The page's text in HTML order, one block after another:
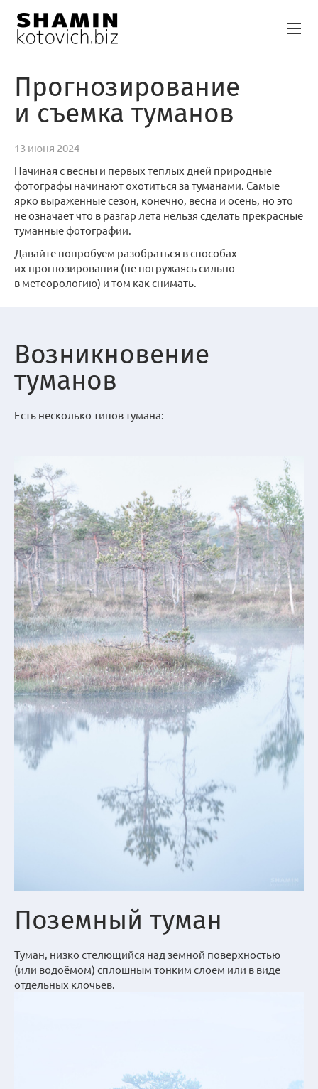
Прогнозирование
и съемка туманов
13 июня 2024
Начиная с весны и первых теплых дней природные
фотографы начинают охотиться за туманами. Самые
ярко выраженные сезон, конечно, весна и осень, но это
не означает что в разгар лета нельзя сделать прекрасные
туманные фотографии.
Давайте попробуем разобраться в способах
их прогнозирования (не погружаясь сильно
в метеорологию) и том как снимать.
Возникновение
туманов
Есть несколько типов тумана:
Поземный туман
Туман, низко стелющийся над земной поверхностью
(или водоёмом) сплошным тонким слоем или в виде
отдельных клочьев.